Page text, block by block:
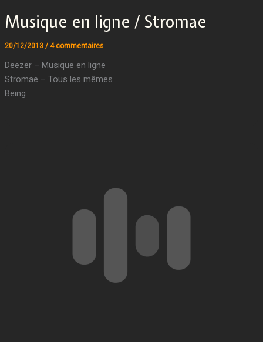
Musique en ligne / Stromae
20/12/2013 / 4 commentaires
Deezer – Musique en ligne
Stromae – Tous les mêmes
Being